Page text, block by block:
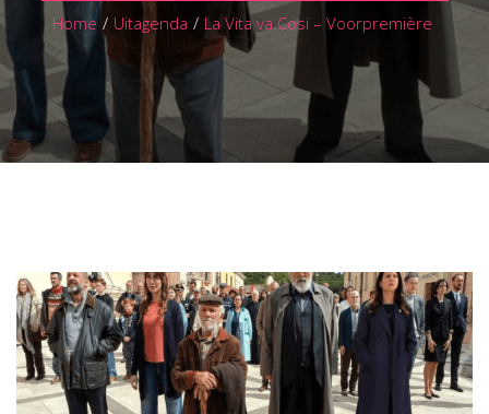
Plan je bezoek
Home / Uitagenda / La Vita va Cosi – Voorpremière